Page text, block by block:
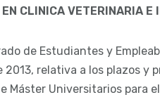
CLINICA VETERINARIA
de Estudiantes y
2013, relativa a los plazos
Máster Universitarios para